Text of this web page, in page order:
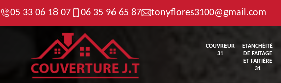
05 33 06 18 07 06 35 96 65 87 tonyflores3100@gmail.com
COUVREUR
31
ETANCHÉITÉ
DE FAITAGE
ET FAITIÈRE
31